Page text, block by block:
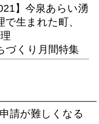
】今泉あらい湧
生まれた町、
づくり月間特集
請が難しくなる